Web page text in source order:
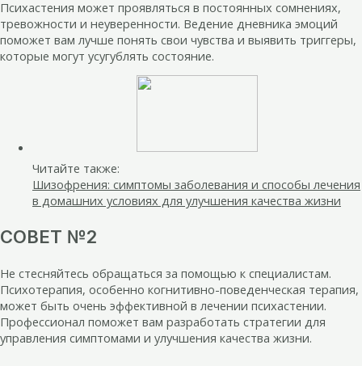
Психастения может проявляться в постоянных сомнениях,
тревожности и неуверенности. Ведение дневника эмоций
поможет вам лучше понять свои чувства и выявить триггеры,
которые могут усугублять состояние.
Читайте также:
Шизофрения: симптомы заболевания и способы лечения
в домашних условиях для улучшения качества жизни
СОВЕТ №2
Не стесняйтесь обращаться за помощью к специалистам.
Психотерапия, особенно когнитивно-поведенческая терапия,
может быть очень эффективной в лечении психастении.
Профессионал поможет вам разработать стратегии для
управления симптомами и улучшения качества жизни.